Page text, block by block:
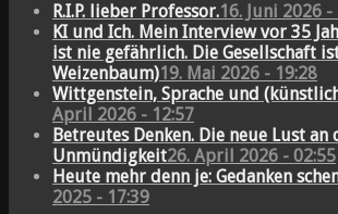
R.I.P. lieber Professor.16. Juni 2026 -
KI und Ich. Mein Interview vor 35
ist nie gefährlich. Die Gesellschaft ist
Weizenbaum)19. Mai 2026 - 19:28
Wittgenstein, Sprache und
April 2026 - 12:57
Betreutes Denken. Die neue Lust an
Unmündigkeit26. April 2026 - 02:55
Heute mehr denn je: Gedanken
2025 - 17:39